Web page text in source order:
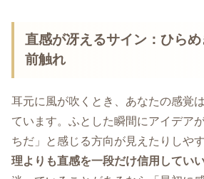
直感が冴えるサイン：ひら
前触れ
耳元に風が吹くとき、あなたの感覚
ています。ふとした瞬間にアイデア
ちだ」と感じる方向が見えたりしや
理よりも直感を一段だけ信用してい